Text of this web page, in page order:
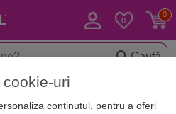
Caută
pietre semiprețioase
uri
conținutul, pentru a oferi